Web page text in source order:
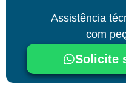
Assistência
com
Solicite